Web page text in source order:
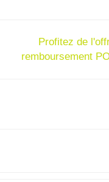
Profitez de
remboursement